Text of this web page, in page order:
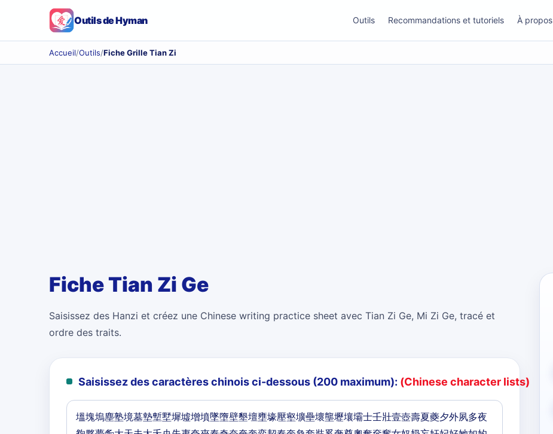
Outils de Hyman Outils Recommandations et tutoriels À propos
Accueil/Outils/Fiche Grille Tian Zi
Fiche Tian Zi Ge
Saisissez des Hanzi et créez une Chinese writing practice sheet avec Tian Zi Ge, Mi Zi Ge, tracé et
ordre des traits.
Saisissez des caractères chinois ci-dessous (200 maximum): (Chinese character lists)